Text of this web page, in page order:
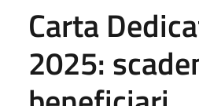
Carta
2025: